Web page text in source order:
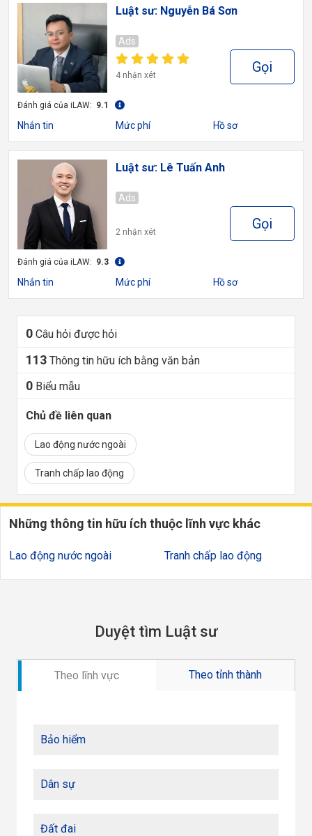
Luật sư: Nguyễn Bá Sơn
Ads
4 nhận xét Gọi
Đánh giá của iLAW: 9.1
Nhắn tin Mức phí Hồ sơ
Luật sư: Lê Tuấn Anh
Ads
2 nhận xét Gọi
Đánh giá của iLAW: 9.3
Nhắn tin Mức phí Hồ sơ
0 Câu hỏi được hỏi
113 Thông tin hữu ích bằng văn bản
0 Biểu mẫu
Chủ đề liên quan
Lao động nước ngoài
Tranh chấp lao động
Những thông tin hữu ích thuộc lĩnh vực khác
Lao động nước ngoài Tranh chấp lao động
Duyệt tìm Luật sư
Theo lĩnh vực Theo tỉnh thành
Bảo hiểm
Dân sự
Đất đai